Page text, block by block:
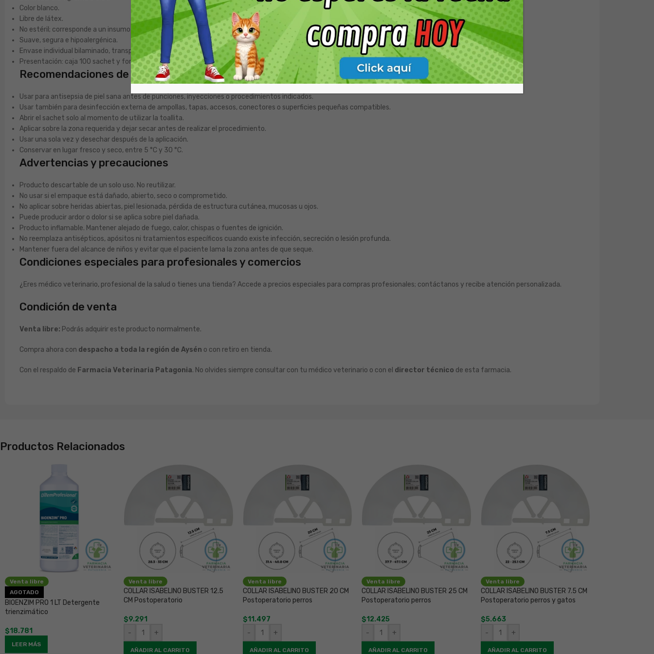
Color blanco.
Libre de látex.
No estéril; corresponde a un insumo limpio.
Suave, segura e hipoalergénica.
Envase individual bilaminado, transparente por un lado y opaco por el otro.
Presentación: caja 100 sachet y formato unidad.
Recomendaciones de uso
Usar para antisepsia de piel sana antes de punciones, inyecciones o procedimientos indicados.
Usar también para desinfección externa de ampollas, tapas, accesos, conectores o superficies pequeñas compatibles.
Abrir el sachet solo al momento de utilizar la toallita.
Aplicar sobre la zona requerida y dejar secar antes de realizar el procedimiento.
Usar una sola vez y desechar después de la aplicación.
Conservar en lugar fresco y seco, entre 5 °C y 30 °C.
Advertencias y precauciones
Producto descartable de un solo uso. No reutilizar.
No usar si el empaque está dañado, abierto, seco o comprometido.
No aplicar sobre heridas abiertas, piel lesionada, pérdida de estructura cutánea, mucosas u ojos.
Puede producir ardor o dolor si se aplica sobre piel dañada.
Producto inflamable. Mantener alejado de fuego, calor, chispas o fuentes de ignición.
No reemplaza antisépticos, apósitos ni tratamientos específicos cuando existe infección, secreción o lesión profunda.
Mantener fuera del alcance de niños y evitar que el paciente lama la zona antes de que seque.
Condiciones especiales para profesionales y comercios
¿Eres médico veterinario, profesional de la salud o tienes una tienda? Accede a precios especiales para compras profesionales; contáctanos y recibe atención personalizada.
Condición de venta
Venta libre: Podrás adquirir este producto normalmente.
Compra ahora con despacho a toda la región de Aysén o con retiro en tienda.
Con el respaldo de Farmacia Veterinaria Patagonia. No olvides siempre consultar con tu médico veterinario o con el director técnico de esta farmacia.
Productos Relacionados
Venta libre
AGOTADO
BIOENZIM PRO 1 LT Detergente
trienzimático
$18.781
LEER MÁS
Venta libre
COLLAR ISABELINO BUSTER 12.5
CM Postoperatorio
$9.291
-
+
AÑADIR AL CARRITO
Venta libre
COLLAR ISABELINO BUSTER 20 CM
Postoperatorio perros
$11.497
-
+
AÑADIR AL CARRITO
Venta libre
COLLAR ISABELINO BUSTER 25 CM
Postoperatorio perros
$12.425
-
+
AÑADIR AL CARRITO
Venta libre
COLLAR ISABELINO BUSTER 7.5 CM
Postoperatorio perros y gatos
$5.663
-
+
AÑADIR AL CARRITO